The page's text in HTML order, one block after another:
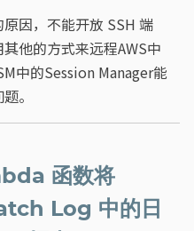
因，不能开放 SSH 端
他的方式来远程AWS中
中的Session Manager能
。
函数将
Log 中的日